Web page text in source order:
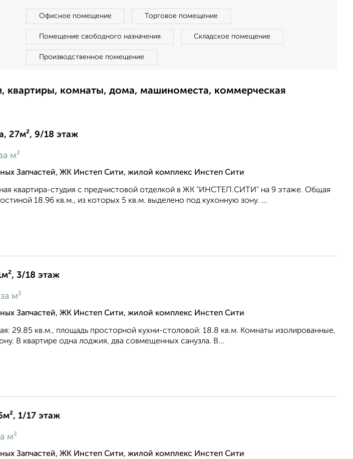
Офисное помещение Торговое помещение
Помещение свободного назначения Складское помещение
Производственное помещение
квартиры, комнаты, дома, машиноместа, коммерческая
27м², 9/18 этаж
м²
Запчастей, ЖК Инстеп Сити, жилой комплекс Инстеп Сити
квартира-студия с предчистовой отделкой в ЖК "ИНСТЕП.СИТИ" на 9 этаже. Общая
18.96 кв.м., из которых 5 кв.м. выделено под кухонную зону. ...
3/18 этаж
за м²
Запчастей, ЖК Инстеп Сити, жилой комплекс Инстеп Сити
29.85 кв.м., площадь просторной кухни-столовой: 18.8 кв.м. Комнаты изолированные,
В квартире одна лоджия, два совмещенных санузла. В...
1/17 этаж
м²
Запчастей, ЖК Инстеп Сити, жилой комплекс Инстеп Сити